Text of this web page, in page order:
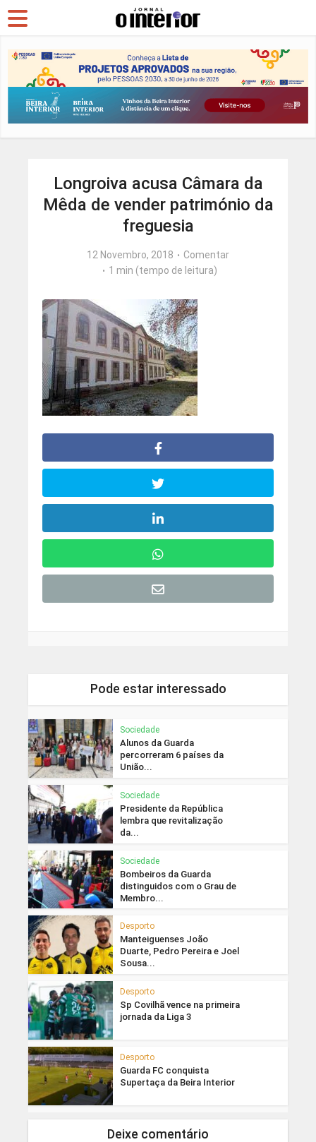
Longroiva acusa Câmara da
Mêda de vender património da
freguesia
12 Novembro, 2018
Comentar
1 min (tempo de leitura)
Pode estar interessado
Sociedade
Alunos da Guarda
percorreram 6 países da
União...
Sociedade
Presidente da República
lembra que revitalização
da...
Sociedade
Bombeiros da Guarda
distinguidos com o Grau de
Membro...
Desporto
Manteiguenses João
Duarte, Pedro Pereira e Joel
Sousa...
Desporto
Sp Covilhã vence na primeira
jornada da Liga 3
Desporto
Guarda FC conquista
Supertaça da Beira Interior
Deixe comentário